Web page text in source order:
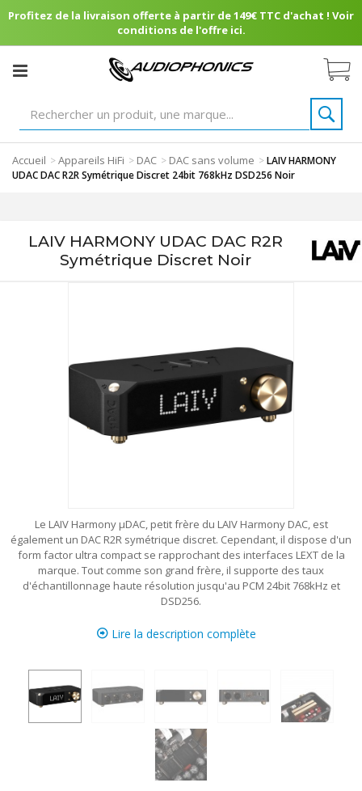
Profitez de la livraison offerte à partir de 149€ TTC d'achat ! Voir
conditions de l'offre ici.
Accueil >Appareils HiFi > DAC > DAC sans volume >LAIV HARMONY
UDAC DAC R2R Symétrique Discret 24bit 768kHz DSD256 Noir
LAIV HARMONY UDAC DAC R2R
Symétrique Discret Noir
Le LAIV Harmony µDAC, petit frère du LAIV Harmony DAC, est
également un DAC R2R symétrique discret. Cependant, il dispose d'un
form factor ultra compact se rapprochant des interfaces LEXT de la
marque. Tout comme son grand frère, il supporte des taux
d'échantillonnage haute résolution jusqu'au PCM 24bit 768kHz et
DSD256.
Lire la description complète